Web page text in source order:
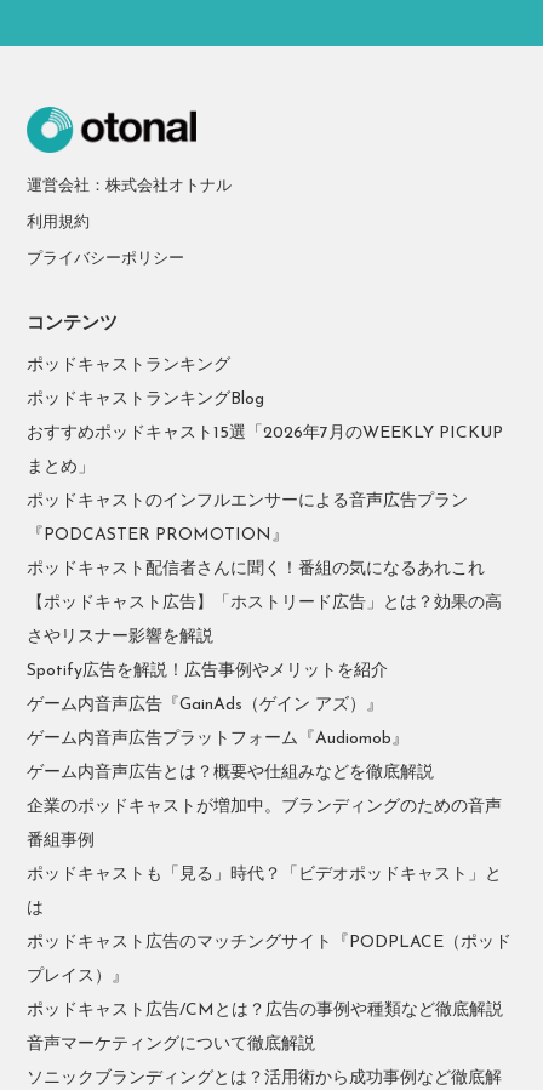
運営会社：株式会社オトナル
利用規約
プライバシーポリシー
コンテンツ
ポッドキャストランキング
ポッドキャストランキングBlog
おすすめポッドキャスト15選「2026年7月のWEEKLY PICKUP
まとめ」
ポッドキャストのインフルエンサーによる音声広告プラン
『PODCASTER PROMOTION』
ポッドキャスト配信者さんに聞く！番組の気になるあれこれ
【ポッドキャスト広告】「ホストリード広告」とは？効果の高
さやリスナー影響を解説
Spotify広告を解説！広告事例やメリットを紹介
ゲーム内音声広告『GainAds（ゲイン アズ）』
ゲーム内音声広告プラットフォーム『Audiomob』
ゲーム内音声広告とは？概要や仕組みなどを徹底解説
企業のポッドキャストが増加中。ブランディングのための音声
番組事例
ポッドキャストも「見る」時代？「ビデオポッドキャスト」と
は
ポッドキャスト広告のマッチングサイト『PODPLACE（ポッド
プレイス）』
ポッドキャスト広告/CMとは？広告の事例や種類など徹底解説
音声マーケティングについて徹底解説
ソニックブランディングとは？活用術から成功事例など徹底解